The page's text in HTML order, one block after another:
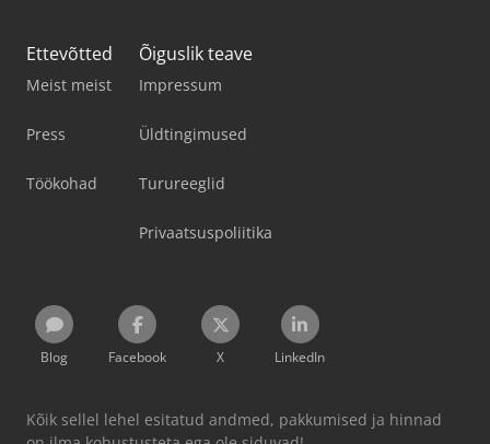
Ettevõtted
Meist meist
Press
Töökohad
Õiguslik teave
Impressum
Üldtingimused
Turureeglid
Privaatsuspoliitika
Blog Facebook X LinkedIn
Kõik sellel lehel esitatud andmed, pakkumised ja hinnad